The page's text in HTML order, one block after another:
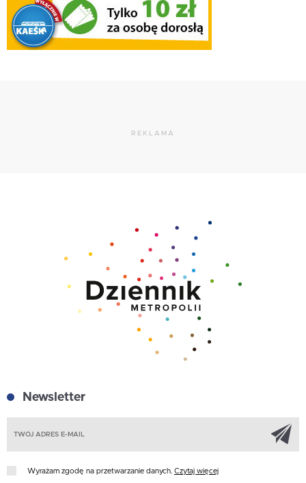
REKLAMA
Newsletter
Wyrażam zgodę na przetwarzanie danych. Czytaj więcej